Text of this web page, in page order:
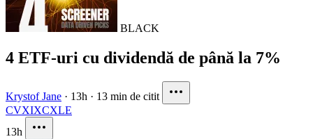
BLACK
4 ETF-uri cu dividendă de până la 7%
Krystof Jane · 13h · 13 min de citit
CVXIXCXLE
13h